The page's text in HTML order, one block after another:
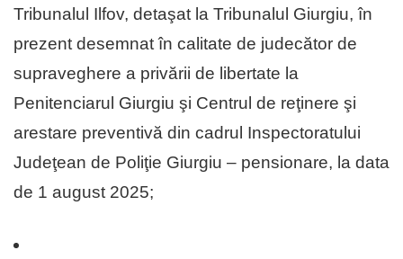
Tribunalul Ilfov, detaşat la Tribunalul Giurgiu, în
prezent desemnat în calitate de judecător de
supraveghere a privării de libertate la
Penitenciarul Giurgiu şi Centrul de reţinere şi
arestare preventivă din cadrul Inspectoratului
Judeţean de Poliţie Giurgiu – pensionare, la data
de 1 august 2025;